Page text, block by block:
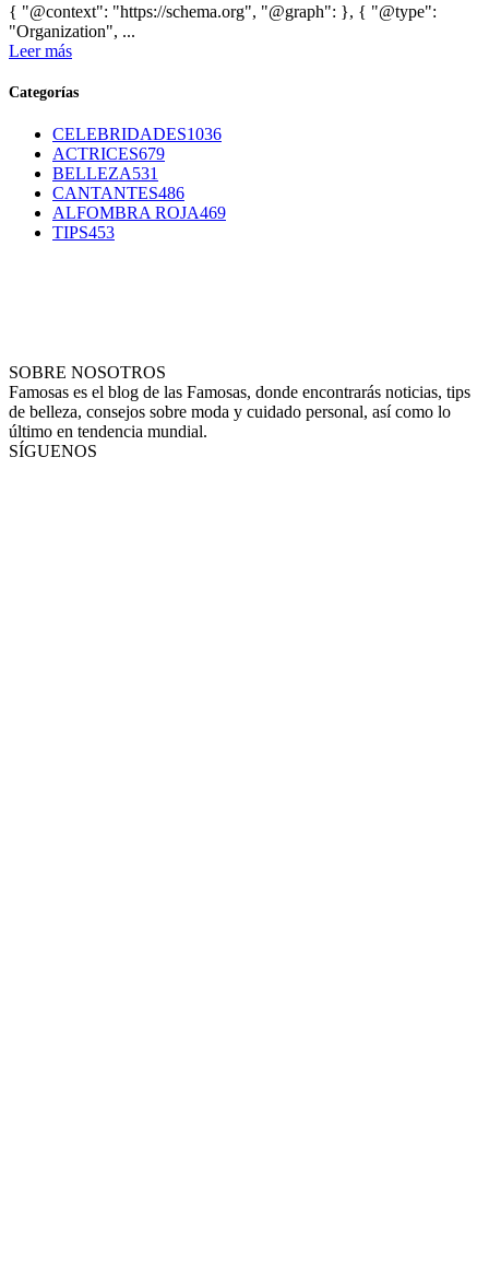
{ "@context": "https://schema.org", "@graph": }, { "@type":
"Organization", ...
Leer más
Categorías
CELEBRIDADES1036
ACTRICES679
BELLEZA531
CANTANTES486
ALFOMBRA ROJA469
TIPS453
SOBRE NOSOTROS
Famosas es el blog de las Famosas, donde encontrarás noticias, tips
de belleza, consejos sobre moda y cuidado personal, así como lo
último en tendencia mundial.
SÍGUENOS